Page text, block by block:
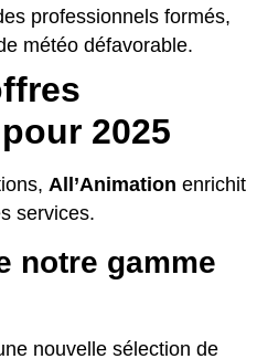
professionnels formés,
météo défavorable.
2025
All’Animation enrichit
services.
notre gamme
nouvelle sélection de